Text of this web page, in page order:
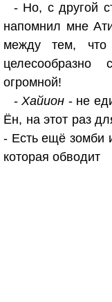
- Но, с другой
напомнил мне
между тем, что
целесообразно
огромной!
-Хайион - не
Ён, на этот раз
- Есть ещё зомби
которая обводит